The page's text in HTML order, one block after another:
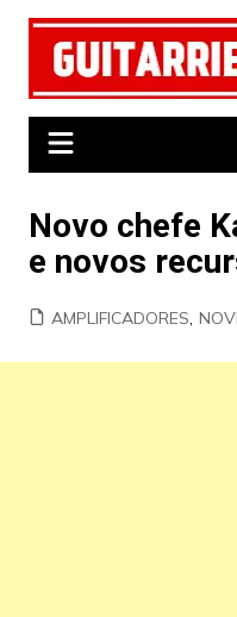
conteúdo
Novo chefe
e novos
AMPLIFICADORES,